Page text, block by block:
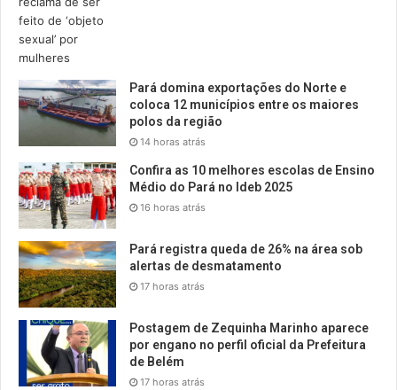
Pará domina exportações do Norte e
coloca 12 municípios entre os maiores
polos da região
14 horas atrás
Confira as 10 melhores escolas de Ensino
Médio do Pará no Ideb 2025
16 horas atrás
Pará registra queda de 26% na área sob
alertas de desmatamento
17 horas atrás
Postagem de Zequinha Marinho aparece
por engano no perfil oficial da Prefeitura
de Belém
17 horas atrás